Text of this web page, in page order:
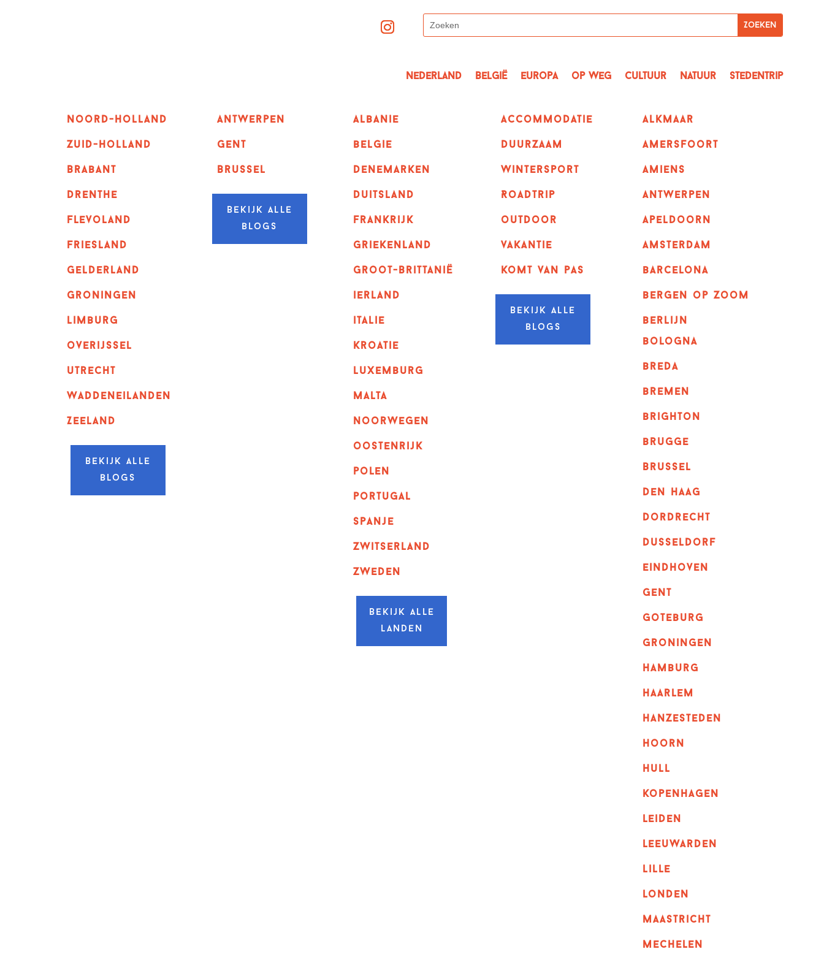
Nederland België Europa op Weg Cultuur Natuur Stedentrip
Noord-holland
zuid-holland
Brabant
Drenthe
Flevoland
Friesland
Gelderland
Groningen
Limburg
overijssel
utrecht
Waddeneilanden
Zeeland
Bekijk alle
blogs
Antwerpen
GENT
Brussel
Bekijk alle
blogs
albanie
belgie
denemarken
duitsland
frankrijk
griekenland
Groot-Brittanië
ierland
italie
kroatie
luxemburg
malta
noorwegen
oostenrijk
polen
portugal
spanje
zwitserland
zweden
Bekijk alle
landen
Accommodatie
Duurzaam
wintersport
Roadtrip
outdoor
vakantie
komt van pas
Bekijk alle
blogs
alkmaar
amersfoort
amiens
Antwerpen
apeldoorn
Amsterdam
barcelona
bergen op zoom
berlijn
bologna
breda
bremen
brighton
brugge
Brussel
Den haag
dordrecht
dusseldorf
eindhoven
GENT
goteburg
groningen
hamburg
haarlem
hanzesteden
hoorn
hull
kopenhagen
leiden
leeuwarden
lille
londen
maastricht
mechelen